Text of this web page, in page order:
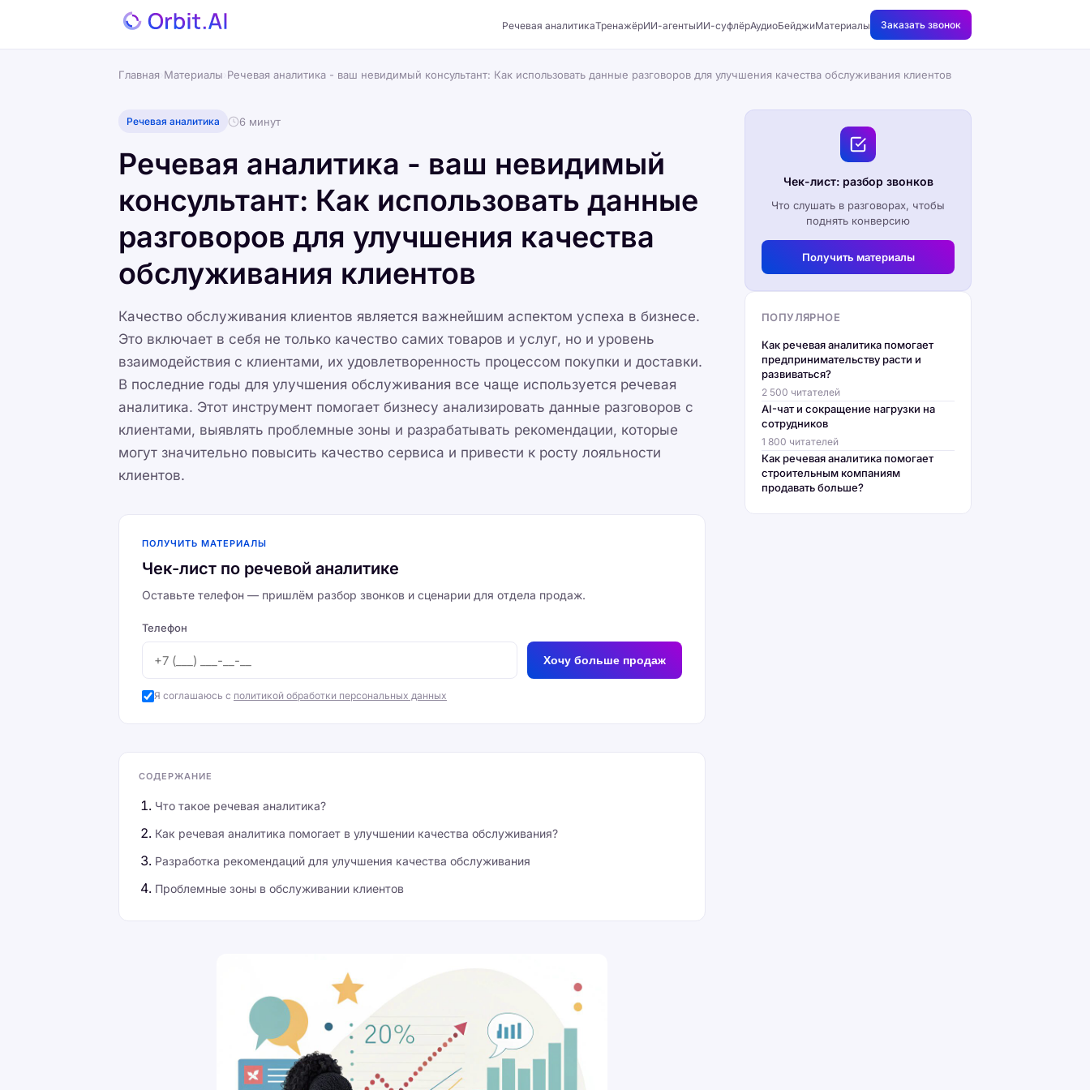
Речевая аналитикаТренажёрИИ-агентыИИ-суфлёрАудиоБейджиМатериалы Заказать звонок
Главная Материалы Речевая аналитика - ваш невидимый консультант: Как использовать данные разговоров для улучшения качества обслуживания клиентов
Речевая аналитика 6 минут
Речевая аналитика - ваш невидимый
консультант: Как использовать данные
разговоров для улучшения качества
обслуживания клиентов
Качество обслуживания клиентов является важнейшим аспектом успеха в бизнесе.
Это включает в себя не только качество самих товаров и услуг, но и уровень
взаимодействия с клиентами, их удовлетворенность процессом покупки и доставки.
В последние годы для улучшения обслуживания все чаще используется речевая
аналитика. Этот инструмент помогает бизнесу анализировать данные разговоров с
клиентами, выявлять проблемные зоны и разрабатывать рекомендации, которые
могут значительно повысить качество сервиса и привести к росту лояльности
клиентов.
ПОЛУЧИТЬ МАТЕРИАЛЫ
Чек-лист по речевой аналитике
Оставьте телефон — пришлём разбор звонков и сценарии для отдела продаж.
Телефон
Хочу больше продаж
Я соглашаюсь с политикой обработки персональных данных
СОДЕРЖАНИЕ
Что такое речевая аналитика?
Как речевая аналитика помогает в улучшении качества обслуживания?
Разработка рекомендаций для улучшения качества обслуживания
Проблемные зоны в обслуживании клиентов
Чек-лист: разбор звонков
Что слушать в разговорах, чтобы
поднять конверсию
Получить материалы
ПОПУЛЯРНОЕ
Как речевая аналитика помогает
предпринимательству расти и
развиваться?
2 500 читателей
AI-чат и сокращение нагрузки на
сотрудников
1 800 читателей
Как речевая аналитика помогает
строительным компаниям
продавать больше?